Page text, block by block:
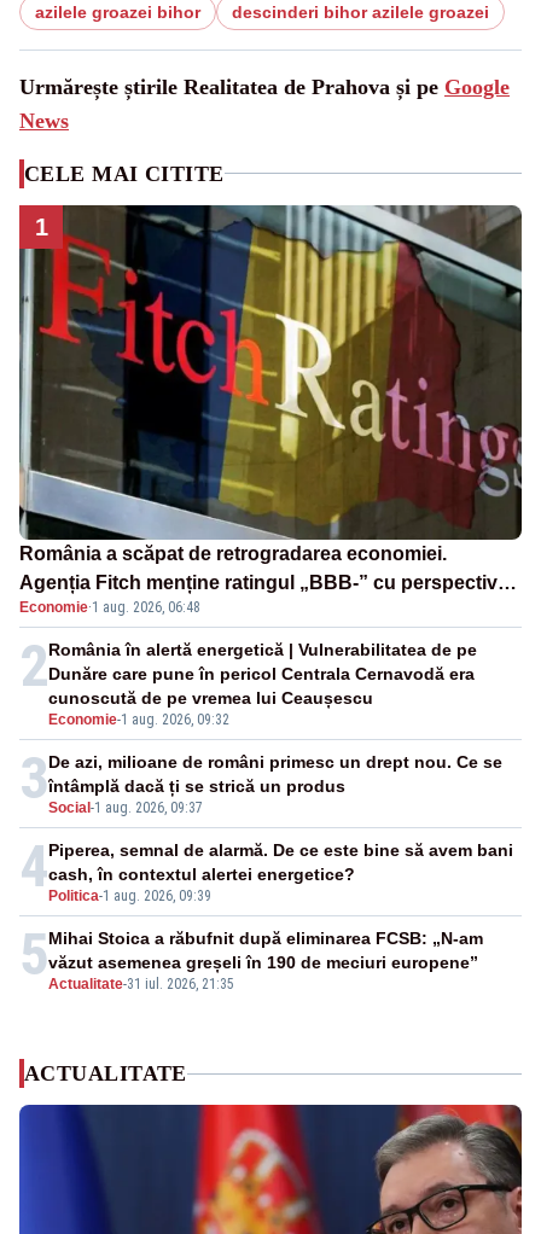
azilele groazei bihor descinderi bihor azilele groazei
Urmărește știrile Realitatea de Prahova și pe Google
News
CELE MAI CITITE
1
România a scăpat de retrogradarea economiei.
Agenția Fitch menține ratingul „BBB-” cu perspectivă
negativă
Economie·1 aug. 2026, 06:48
2
Economie-1 aug. 2026, 09:32
România în alertă energetică | Vulnerabilitatea de pe
Dunăre care pune în pericol Centrala Cernavodă era
cunoscută de pe vremea lui Ceaușescu
3Social -1 aug. 2026, 09:37
De azi, milioane de români primesc un drept nou. Ce se
întâmplă dacă ți se strică un produs
4 Politica-1 aug. 2026, 09:39
Piperea, semnal de alarmă. De ce este bine să avem bani
cash, în contextul alertei energetice?
5Actualitate-31 iul. 2026, 21:35
Mihai Stoica a răbufnit după eliminarea FCSB: „N-am
văzut asemenea greșeli în 190 de meciuri europene”
ACTUALITATE